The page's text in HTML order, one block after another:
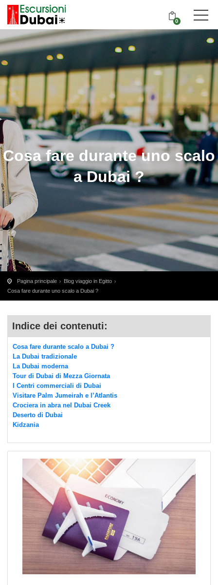
0
Cosa fare durante uno scalo
a Dubai ?
Pagina principale
Blog viaggio in Egitto
Cosa fare durante uno scalo a Dubai ?
Indice dei contenuti:
Cosa fare durante scalo a Dubai ?
La Dubai tradizionale
La Dubai moderna
Tour di Dubai di Mezza Giornata
I Centri commerciali di Dubai
Visitare Palm Jumeirah e l’Atlantis
Crociera in abra nel Dubai Creek
Deserto di Dubai
Kidzania